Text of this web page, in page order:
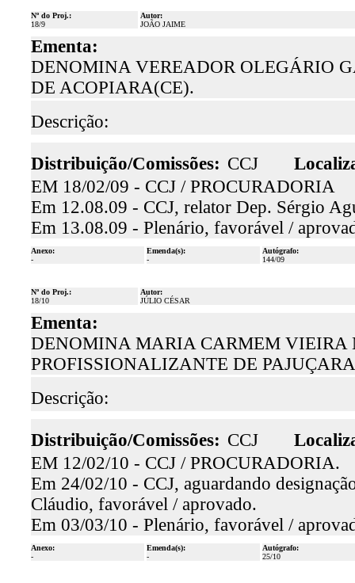
Nº do Proj.:
18/9
Autor:
JOÃO JAIME
Ementa:
DENOMINA VEREADOR OLEGÁRIO
DE ACOPIARA(CE).
Descrição:
Distribuição/Comissões: CCJ
EM 18/02/09 - CCJ / PROCURADORIA
Em 12.08.09 - CCJ, relator Dep. Sérgio
Em 13.08.09 - Plenário, favorável /
Anexo:
-
Emenda(s):
-
Autógrafo:
144/09
Nº do Proj.:
18/10
Autor:
JÚLIO CÉSAR
Ementa:
DENOMINA MARIA CARMEM VIEIRA
PROFISSIONALIZANTE DE
Descrição:
Distribuição/Comissões: CCJ
EM 12/02/10 - CCJ / PROCURADORIA.
Em 24/02/10 - CCJ, aguardando
Cláudio, favorável / aprovado.
Em 03/03/10 - Plenário, favorável /
Anexo:
-
Emenda(s):
-
Autógrafo:
25/10